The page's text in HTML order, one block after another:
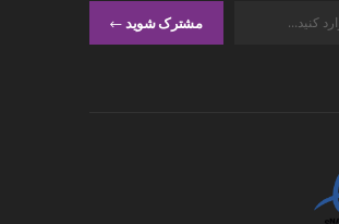
مشترک شوید